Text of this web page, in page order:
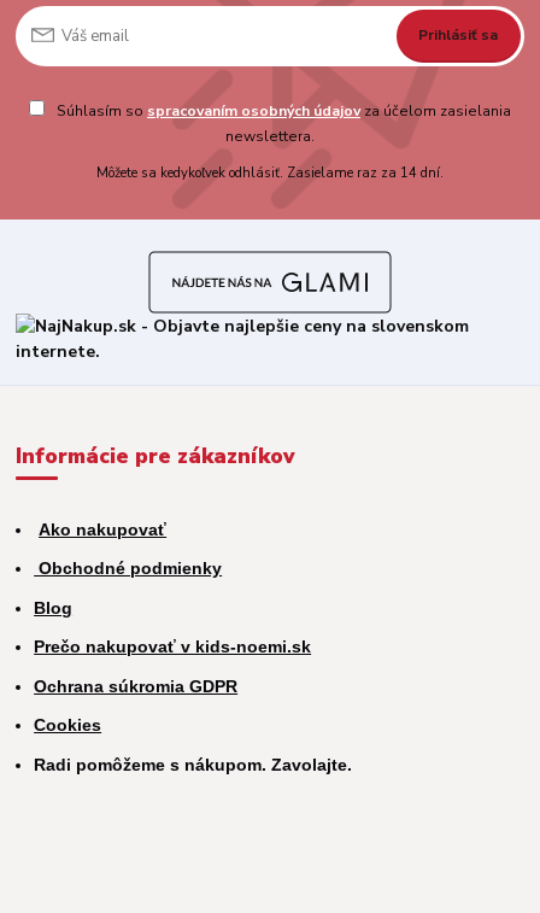
Prihlásiť sa
Súhlasím so spracovaním osobných údajovza účelom zasielania
newslettera.
Môžete sa kedykoľvek odhlásiť. Zasielame raz za 14 dní.
Informácie pre zákazníkov
Ako nakupovať
Obchodné podmienky
Blog
Prečo nakupovať v kids-noemi.sk
Ochrana súkromia GDPR
Cookies
Radi pomôžeme s nákupom. Zavolajte.